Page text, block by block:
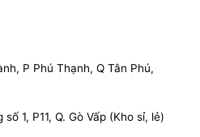
P Phú Thạnh, Q Tân Phú,
1, P11, Q. Gò Vấp (Kho sỉ, lẻ)